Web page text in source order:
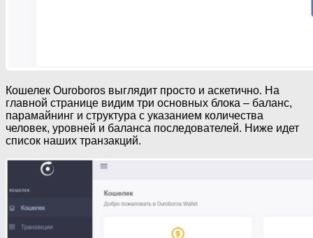
Кошелек Ouroboros выглядит просто и аскетично. На
главной странице видим три основных блока – баланс,
парамайнинг и структура с указанием количества
человек, уровней и баланса последователей. Ниже идет
список наших транзакций.